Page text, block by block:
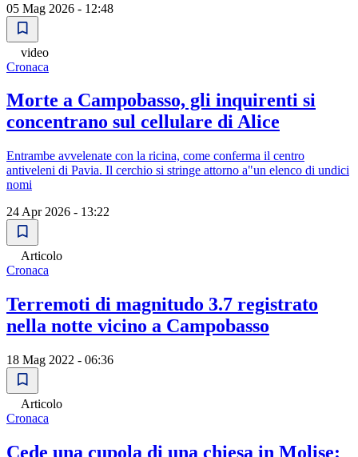
05 Mag 2026 - 12:48
video
Cronaca
Morte a Campobasso, gli inquirenti si
concentrano sul cellulare di Alice
Entrambe avvelenate con la ricina, come conferma il centro
antiveleni di Pavia. Il cerchio si stringe attorno a"un elenco di undici
nomi
24 Apr 2026 - 13:22
Articolo
Cronaca
Terremoti di magnitudo 3.7 registrato
nella notte vicino a Campobasso
18 Mag 2022 - 06:36
Articolo
Cronaca
Cede una cupola di una chiesa in Molise: